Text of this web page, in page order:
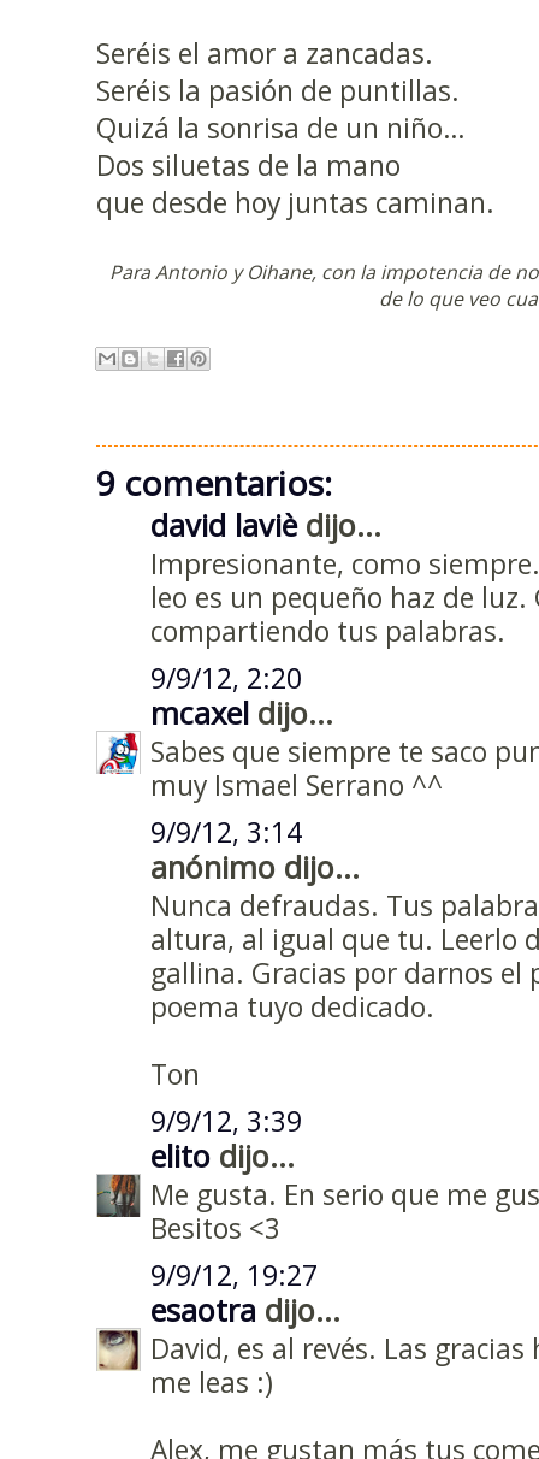
Seréis el amor a zancadas.
Seréis la pasión de puntillas.
Quizá la sonrisa de un niño…
Dos siluetas de la mano
que desde hoy juntas caminan.
Para Antonio y Oihane, con la impotencia de
de lo que veo
9 comentarios:
david lavièdijo...
Impresionante, como
leo es un pequeño haz de
compartiendo tus palabras.
9/9/12, 2:20
mcaxel dijo...
Sabes que siempre te saco
muy Ismael Serrano ^^
9/9/12, 3:14
anónimo dijo...
Nunca defraudas. Tus
altura, al igual que tu. Leerlo
gallina. Gracias por darnos el
poema tuyo dedicado.
Ton
9/9/12, 3:39
elito dijo...
Me gusta. En serio que me
Besitos <3
9/9/12, 19:27
esaotra dijo...
David, es al revés. Las
me leas :)
Alex, me gustan más tus